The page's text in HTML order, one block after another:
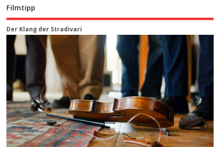
Filmtipp
Der Klang der Stradivari